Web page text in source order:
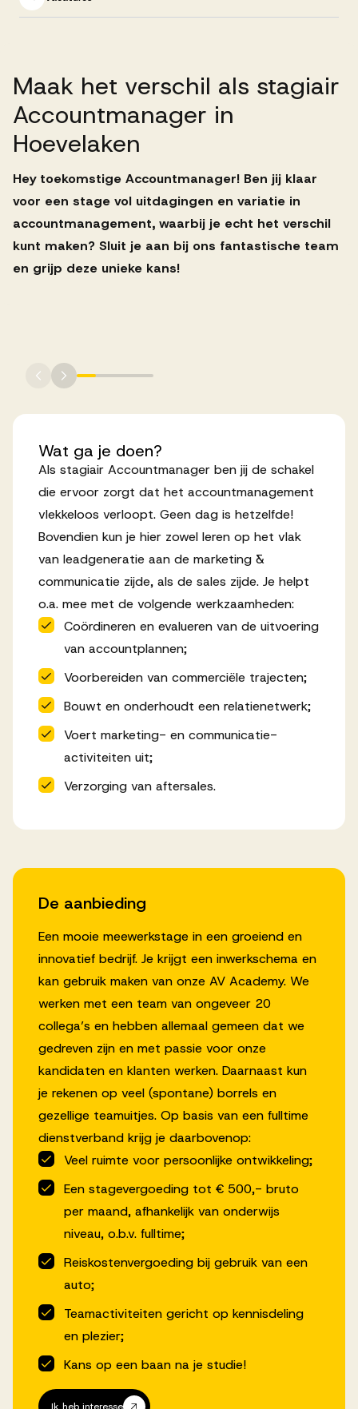
Successen
Succesverhalen
Vervulde vacatures
Over AV
Werken bij AV
Aanmelden
Werken bij AV
Voor kandidaten
Maak het verschil als stagiair
Accountmanager in
Hoevelaken
Hey toekomstige Accountmanager! Ben jij klaar
voor een stage vol uitdagingen en variatie in
accountmanagement, waarbij je echt het verschil
kunt maken? Sluit je aan bij ons fantastische team
en grijp deze unieke kans!
Wat ga je doen?
Als stagiair Accountmanager ben jij de schakel
die ervoor zorgt dat het accountmanagement
vlekkeloos verloopt. Geen dag is hetzelfde!
Bovendien kun je hier zowel leren op het vlak
van leadgeneratie aan de marketing &
communicatie zijde, als de sales zijde. Je helpt
o.a. mee met de volgende werkzaamheden:
Coördineren en evalueren van de uitvoering
van accountplannen;
Voorbereiden van commerciële trajecten;
Bouwt en onderhoudt een relatienetwerk;
Voert marketing- en communicatie-
activiteiten uit;
Verzorging van aftersales.
De aanbieding
Een mooie meewerkstage in een groeiend en
innovatief bedrijf. Je krijgt een inwerkschema en
kan gebruik maken van onze AV Academy. We
werken met een team van ongeveer 20
collega’s en hebben allemaal gemeen dat we
gedreven zijn en met passie voor onze
kandidaten en klanten werken. Daarnaast kun
je rekenen op veel (spontane) borrels en
gezellige teamuitjes. Op basis van een fulltime
dienstverband krijg je daarbovenop:
Veel ruimte voor persoonlijke ontwikkeling;
Een stagevergoeding tot € 500,- bruto
per maand, afhankelijk van onderwijs
niveau, o.b.v. fulltime;
Reiskostenvergoeding bij gebruik van een
auto;
Teamactiviteiten gericht op kennisdeling
en plezier;
Kans op een baan na je studie!